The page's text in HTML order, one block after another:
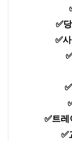
✅️
✅️
✅️트
✅️